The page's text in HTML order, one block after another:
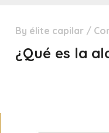
By élite capilar /
¿Qué es la